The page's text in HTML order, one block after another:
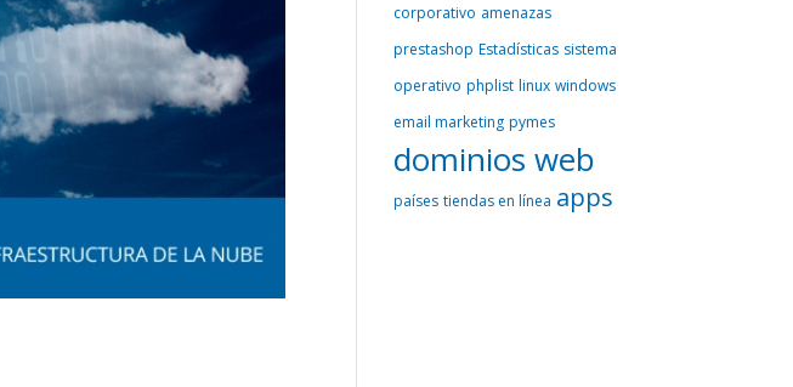
corporativo amenazas
prestashop Estadísticas sistema
operativo phplist linux windows
email marketing pymes
dominios web
países tiendas en línea apps